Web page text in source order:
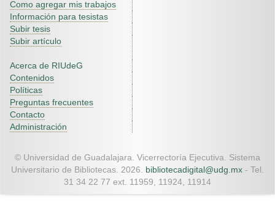
Como agregar mis trabajos
Información para tesistas
Subir tesis
Subir artículo
Acerca de RIUdeG
Contenidos
Políticas
Preguntas frecuentes
Contacto
Administración
© Universidad de Guadalajara. Vicerrectoría Ejecutiva. Sistema
Universitario de Bibliotecas. 2026. bibliotecadigital@udg.mx - Tel.
31 34 22 77 ext. 11959, 11924, 11914